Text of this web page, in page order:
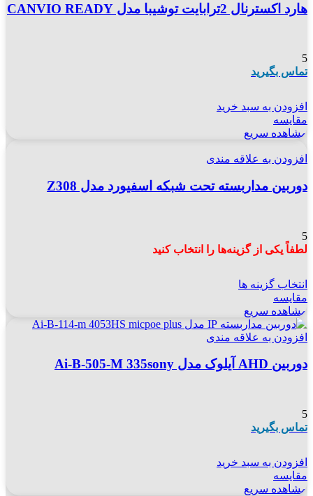
هارد اکسترنال 2ترابایت توشیبا مدل CANVIO READY
5
تماس بگیرید
افزودن به سبد خرید
مقایسه
مشاهده سریع
افزودن به علاقه مندی
دوربین مداربسته تحت شبکه اسفیورد مدل Z308
5
لطفاً یکی از گزینه‌ها را انتخاب کنید
انتخاب گزینه ها
مقایسه
مشاهده سریع
افزودن به علاقه مندی
دوربین AHD آیلوک مدل Ai-B-505-M 335sony
5
تماس بگیرید
افزودن به سبد خرید
مقایسه
مشاهده سریع